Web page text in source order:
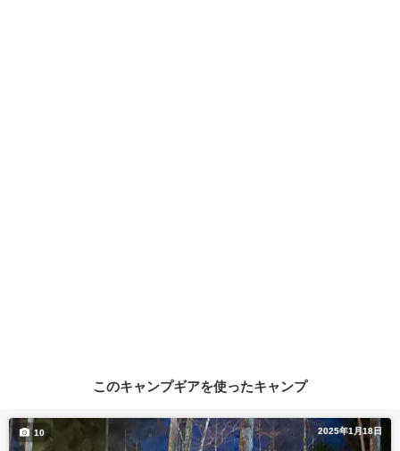
このキャンプギアを使ったキャンプ
2025年1月18日
10